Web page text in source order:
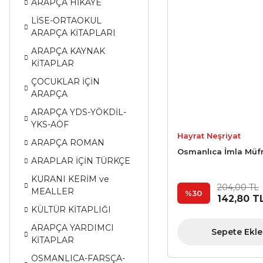
ARAPÇA HİKAYE
LİSE-ORTAOKUL
ARAPÇA KİTAPLARI
ARAPÇA KAYNAK
KİTAPLAR
ÇOCUKLAR İÇİN
ARAPÇA
ARAPÇA YDS-YÖKDİL-
YKS-AÖF
ARAPÇA ROMAN
ARAPLAR İÇİN TÜRKÇE
KURANI KERİM ve
MEALLER
KÜLTÜR KİTAPLIĞI
ARAPÇA YARDIMCI
KİTAPLAR
OSMANLICA-FARSÇA-
Hayrat Neşriyat
Osmanlıca İmla
%30
204,00 TL
142,80
Sepete Ekle